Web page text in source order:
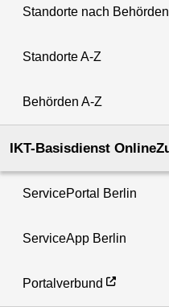
Standorte nach
Standorte A-Z
Behörden A-Z
IKT-Basisdienst
ServicePortal Berlin
ServiceApp Berlin
Portalverbund